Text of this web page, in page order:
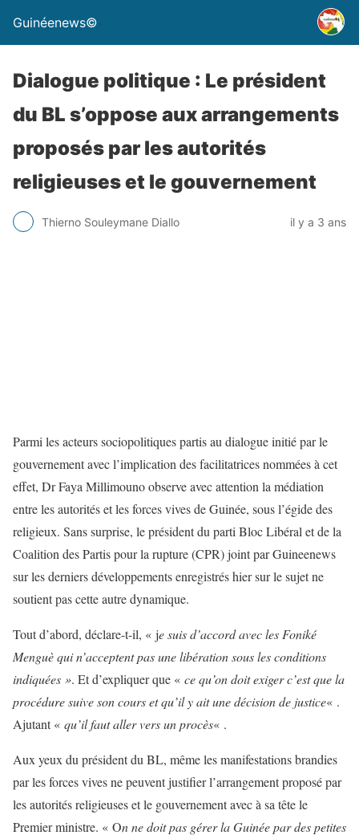
Guinéenews©
Dialogue politique : Le président
du BL s’oppose aux arrangements
proposés par les autorités
religieuses et le gouvernement
Thierno Souleymane Diallo il y a 3 ans
Parmi les acteurs sociopolitiques partis au dialogue initié par le
gouvernement avec l’implication des facilitatrices nommées à cet
effet, Dr Faya Millimouno observe avec attention la médiation
entre les autorités et les forces vives de Guinée, sous l’égide des
religieux. Sans surprise, le président du parti Bloc Libéral et de la
Coalition des Partis pour la rupture (CPR) joint par Guineenews
sur les derniers développements enregistrés hier sur le sujet ne
soutient pas cette autre dynamique.
Tout d’abord, déclare-t-il, « je suis d’accord avec les Foniké
Menguè qui n’acceptent pas une libération sous les conditions
indiquées ». Et d’expliquer que « ce qu’on doit exiger c’est que la
procédure suive son cours et qu’il y ait une décision de justice« .
Ajutant « qu’il faut aller vers un procès« .
Aux yeux du président du BL, même les manifestations brandies
par les forces vives ne peuvent justifier l’arrangement proposé par
les autorités religieuses et le gouvernement avec à sa tête le
Premier ministre. « On ne doit pas gérer la Guinée par des petites